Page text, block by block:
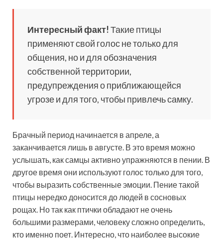
Интересный факт!Такие птицы
применяют свой голос не только для
общения, но и для обозначения
собственной территории,
предупреждения о приближающейся
угрозе и для того, чтобы привлечь самку.
Брачный период начинается в апреле, а
заканчивается лишь в августе. В это время можно
услышать, как самцы активно упражняются в пении. В
другое время они используют голос только для того,
чтобы выразить собственные эмоции. Пение такой
птицы нередко доносится до людей в сосновых
рощах. Но так как птички обладают не очень
большими размерами, человеку сложно определить,
кто именно поет. Интересно, что наиболее высокие